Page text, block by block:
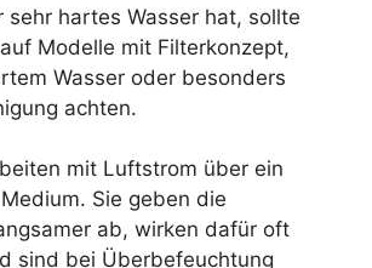
sehr hartes Wasser hat, sollte
Modelle mit Filterkonzept,
Wasser oder besonders
achten.
mit Luftstrom über ein
Sie geben die
ab, wirken dafür oft
sind bei Überbefeuchtung